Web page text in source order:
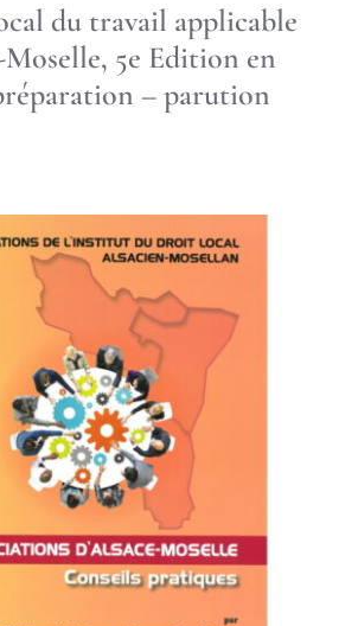
du travail applicable
5e Edition en
– parution